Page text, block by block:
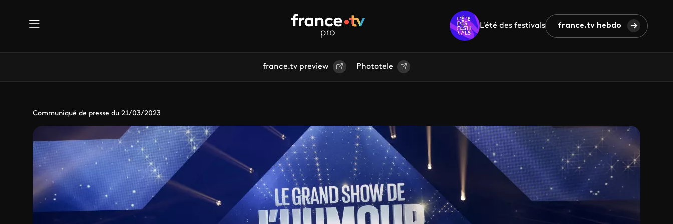
L'été des festivals france.tv hebdo
france.tv preview Phototele
Communiqué de presse du 21/03/2023